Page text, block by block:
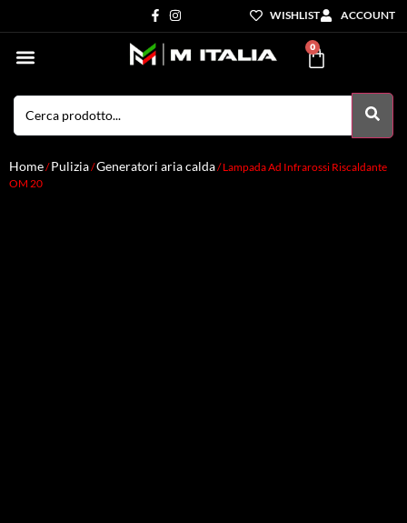
WISHLIST ACCOUNT
0
Home/Pulizia/Generatori aria calda/ Lampada Ad Infrarossi Riscaldante
OM 20